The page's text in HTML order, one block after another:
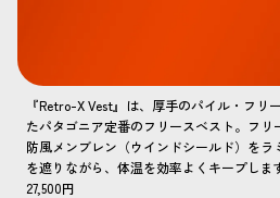
『Retro-X Vest』は、厚手のパイル・フリ
たパタゴニア定番のフリースベスト。フ
防風メンブレン（ウインドシールド）を
を遮りながら、体温を効率よくキープしま
27,500円